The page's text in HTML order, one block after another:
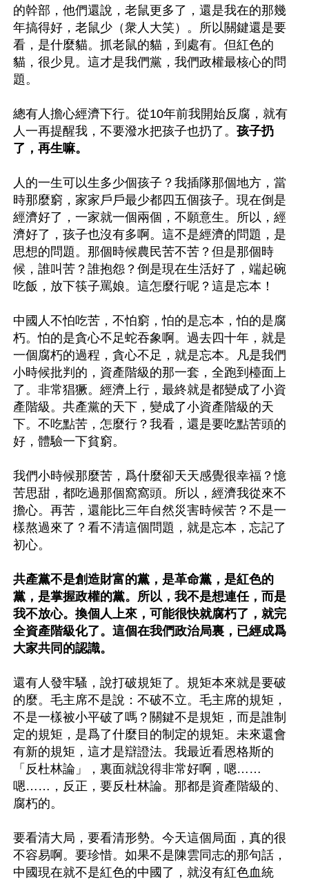
的幹部，他們還說，老鼠更多了，還是我在的那幾
年搞得好，老鼠少（衆人大笑）。所以關鍵還是要
看，是什麼貓。抓老鼠的貓，到處有。但紅色的
貓，很少見。這才是我們黨，我們政權最核心的問
題。
總有人擔心經濟下行。從10年前我開始反腐，就有
人一再提醒我，不要潑水把孩子也扔了。 孩子扔
了，再生嘛。
人的一生可以生多少個孩子？我插隊那個地方，當
時那麼窮，家家戶戶最少都四五個孩子。現在倒是
經濟好了，一家就一個兩個，不願意生。所以，經
濟好了，孩子也沒有多啊。這不是經濟的問題，是
思想的問題。那個時候農民苦不苦？但是那個時
候，誰叫苦？誰抱怨？倒是現在生活好了，端起碗
吃飯，放下筷子罵娘。這怎麼行呢？這是忘本！
中國人不怕吃苦，不怕窮，怕的是忘本，怕的是腐
朽。怕的是貪心不足蛇吞象啊。過去四十年，就是
一個腐朽的過程，貪心不足，就是忘本。凡是我們
小時候批判的，資產階級的那一套，全跑到檯面上
了。非常猖獗。經濟上行，最終就是都變成了小資
產階級。共產黨的天下，變成了小資產階級的天
下。不吃點苦，怎麼行？我看，還是要吃點苦頭的
好，體驗一下貧窮。
我們小時候那麼苦，爲什麼卻天天感覺很幸福？憶
苦思甜，都吃過那個窩窩頭。所以，經濟我從來不
擔心。再苦，還能比三年自然災害時候苦？不是一
樣熬過來了？看不清這個問題，就是忘本，忘記了
初心。
共產黨不是創造財富的黨，是革命黨，是紅色的
黨，是掌握政權的黨。所以，我不是想連任，而是
我不放心。換個人上來，可能很快就腐朽了，就完
全資產階級化了。這個在我們政治局裏，已經成爲
大家共同的認識。
還有人發牢騷，說打破規矩了。規矩本來就是要破
的麼。毛主席不是說：不破不立。毛主席的規矩，
不是一樣被小平破了嗎？關鍵不是規矩，而是誰制
定的規矩，是爲了什麼目的制定的規矩。未來還會
有新的規矩，這才是辯證法。我最近看恩格斯的
「反杜林論」，裏面就說得非常好啊，嗯……
嗯……，反正，要反杜林論。那都是資產階級的、
腐朽的。
要看清大局，要看清形勢。今天這個局面，真的很
不容易啊。要珍惜。如果不是陳雲同志的那句話，
中國現在就不是紅色的中國了，就沒有紅色血統